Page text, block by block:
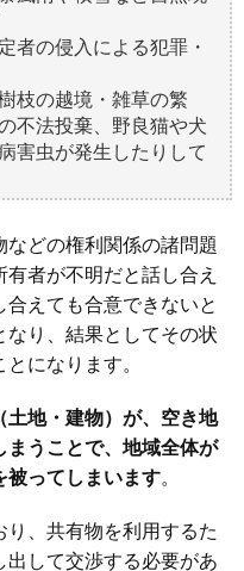
者の侵入による犯罪・
枝の越境・雑草の繁
不法投棄、野良猫や犬
害虫が発生したりして
どの権利関係の諸問題
者が不明だと話し合え
えても合意できないと
なり、結果としてその状
になります。
土地・建物）が、空き地
まうことで、地域全体が
被ってしまいます。
、共有物を利用するた
して交渉する必要があ